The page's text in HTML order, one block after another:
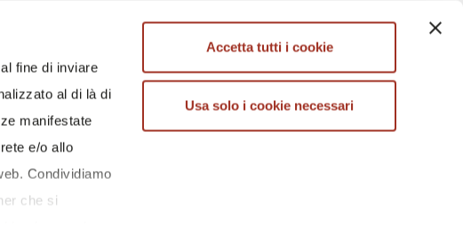
fine di inviare
al di là di
manifestate
e/o allo
Condividiamo
che si
Accetta tutti i cookie
Usa solo i cookie necessari
SU APP STORE
SCARICA l'APP
SU GOOGLE PLAY